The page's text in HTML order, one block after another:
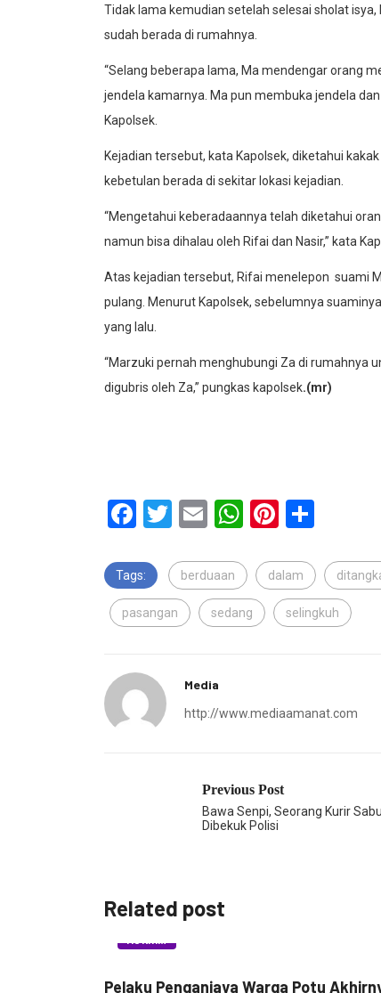
Tidak lama kemudian setelah selesai sholat
sudah berada di rumahnya.
“Selang beberapa lama, Ma mendengar orang
jendela kamarnya. Ma pun membuka jendela
Kapolsek.
Kejadian tersebut, kata Kapolsek, diketahui
kebetulan berada di sekitar lokasi kejadian.
“Mengetahui keberadaannya telah diketahui
namun bisa dihalau oleh Rifai dan Nasir,” kata
Atas kejadian tersebut, Rifai menelepon suami
pulang. Menurut Kapolsek, sebelumnya
yang lalu.
“Marzuki pernah menghubungi Za di rumahnya
digubris oleh Za,” pungkas kapolsek.(mr)
Facebook
Twitter
EmailWhatsApp
Pinterest
Tags: berduaan dalam
pasangan sedang selingkuh
Media
http://www.mediaamanat.com
Previous Post
Bawa Senpi, Seorang Kurir Sabu
Dibekuk Polisi
Related post
HUKRIM
Pelaku Penganiaya Warga Potu